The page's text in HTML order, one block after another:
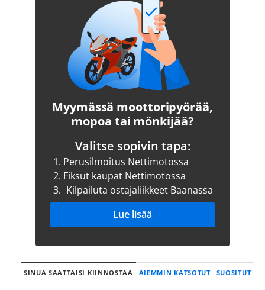
Myymässä moottoripyörää,
mopoa tai mönkijää?
Valitse sopivin tapa:
1. Perusilmoitus Nettimotossa
2. Fiksut kaupat Nettimotossa
3. Kilpailuta ostajaliikkeet Baanassa
Lue lisää
SINUA SAATTAISI KIINNOSTAA AIEMMIN KATSOTUT SUOSITUT